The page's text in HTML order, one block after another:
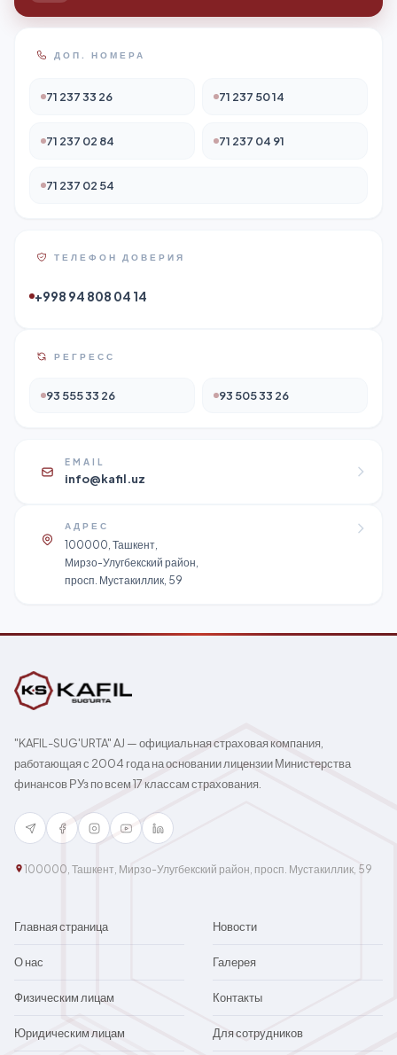
ДОП. НОМЕРА
71 237 33 26 71 237 50 14
71 237 02 84 71 237 04 91
71 237 02 54
ТЕЛЕФОН ДОВЕРИЯ
+998 94 808 04 14
РЕГРЕСС
93 555 33 26 93 505 33 26
EMAIL
info@kafil.uz
АДРЕС
100000, Ташкент,
Мирзо-Улугбекский район,
просп. Мустакиллик, 59
"KAFIL-SUG'URTA" AJ — официальная страховая компания,
работающая с 2004 года на основании лицензии Министерства
финансов РУз по всем 17 классам страхования.
100000, Ташкент, Мирзо-Улугбекский район, просп. Мустакиллик, 59
Главная страница Новости
О нас Галерея
Физическим лицам Контакты
Юридическим лицам Для сотрудников